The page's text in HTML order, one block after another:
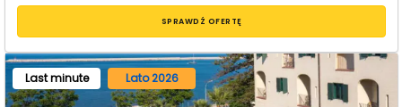
SPRAWDŹ OFERTĘ
Last minute Lato 2026